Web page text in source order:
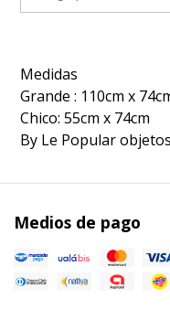
Medidas
Grande : 110cm x
Chico: 55cm x 74cm
By Le Popular objetos
Medios de pago